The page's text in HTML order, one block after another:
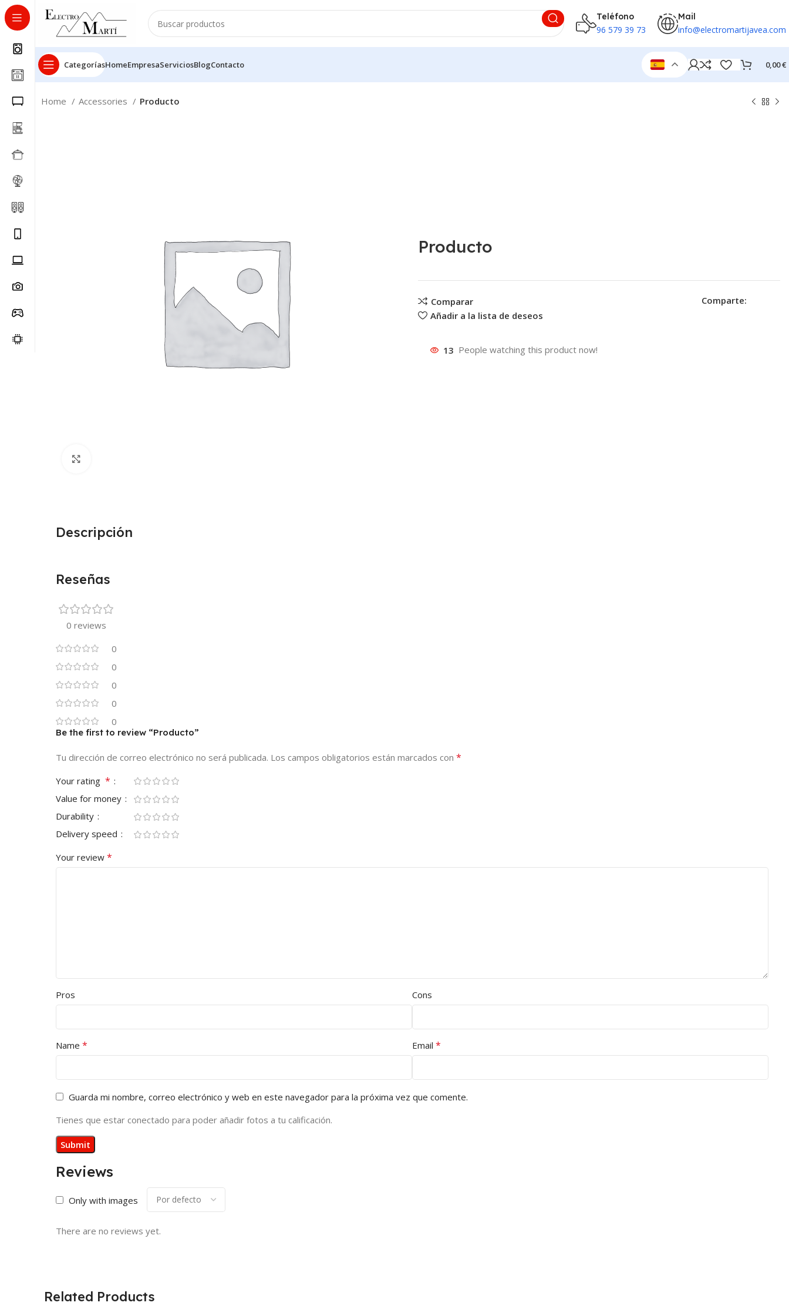
Teléfono
96 579 39 73
Mail
info@electromartijavea.com
CategoríasHomeEmpresaServiciosBlogContacto 0,00€
Home Accessories Producto
Producto
Comparar
Añadir a la lista de deseos
Comparte:
13 People watching this product now!
Descripción
Reseñas
0 reviews
0
0
0
0
0
Reviews
Only with images
There are no reviews yet.
Be the first to review “Producto”
Tu dirección de correo electrónico no será publicada. Los campos obligatorios están marcados con *
Your rating *
Value for money
Durability
Delivery speed
Your review *
Pros Cons
Name * Email *
Guarda mi nombre, correo electrónico y web en este navegador para la próxima vez que comente.
Tienes que estar conectado para poder añadir fotos a tu calificación.
Related Products